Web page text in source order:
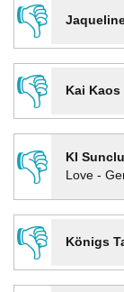
👎
👎
Kai Kaos
👎
KI
Love -
👎
Königs